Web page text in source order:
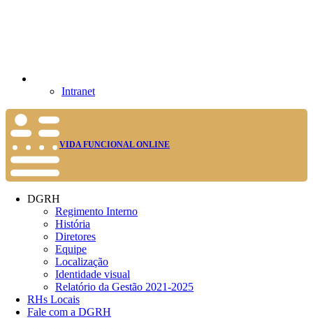
Intranet
VIDA FUNCIONAL ONLINE
DGRH
Regimento Interno
História
Diretores
Equipe
Localização
Identidade visual
Relatório da Gestão 2021-2025
RHs Locais
Fale com a DGRH